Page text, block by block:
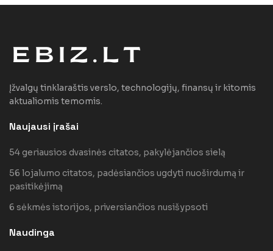
Įžvalgų tinklaraštis verslo, technologijų, finansų ir kitomis
aktualiomis temomis.
Naujausi įrašai
54 geriausios dvasinės citatos, pakylėjančios sielą
56 lojalumo citatos, padėsiančios ugdyti nuoširdumą ir
pasitikėjimą
6 sėkmės istorijos, priversiančios nusišypsoti
Naudinga